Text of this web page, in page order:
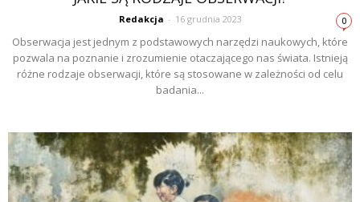
Redakcja - 16 grudnia 2023 0
Obserwacja jest jednym z podstawowych narzędzi naukowych, które
pozwala na poznanie i zrozumienie otaczającego nas świata. Istnieją
różne rodzaje obserwacji, które są stosowane w zależności od celu
badania...